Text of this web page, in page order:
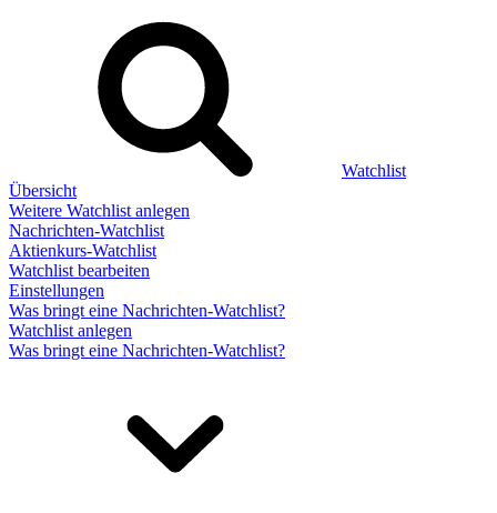
Watchlist
Übersicht
Weitere Watchlist anlegen
Nachrichten-Watchlist
Aktienkurs-Watchlist
Watchlist bearbeiten
Einstellungen
Was bringt eine Nachrichten-Watchlist?
Watchlist anlegen
Was bringt eine Nachrichten-Watchlist?